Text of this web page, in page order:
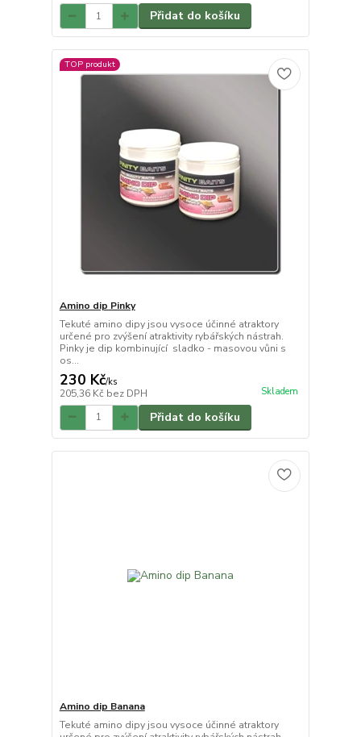
Přidat do košíku
TOP produkt
Amino dip Pinky
Tekuté amino dipy jsou vysoce účinné atraktory
určené pro zvýšení atraktivity rybářských nástrah.
Pinky je dip kombinující sladko - masovou vůni s
os...
230 Kč/ks
205,36 Kč bez DPH Skladem
Přidat do košíku
Amino dip Banana
Tekuté amino dipy jsou vysoce účinné atraktory